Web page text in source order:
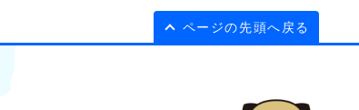
ページの先頭へ戻る